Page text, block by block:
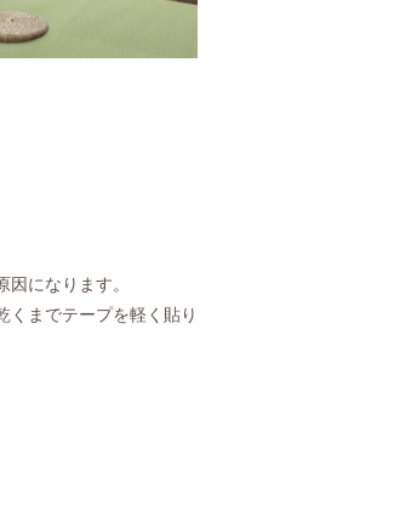
になります。
くまでテープを軽く貼り